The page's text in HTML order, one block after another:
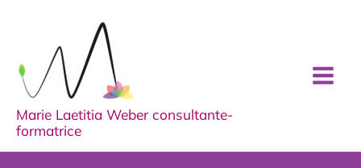
Marie Laetitia Weber consultante-
formatrice